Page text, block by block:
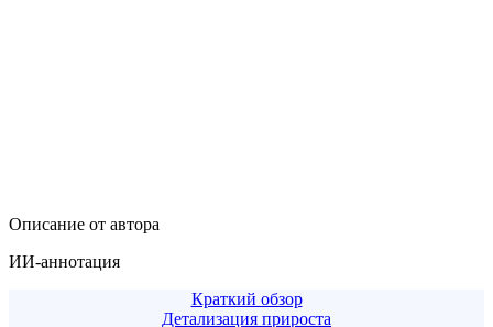
Описание от автора
ИИ-аннотация
Краткий обзор
Детализация прироста